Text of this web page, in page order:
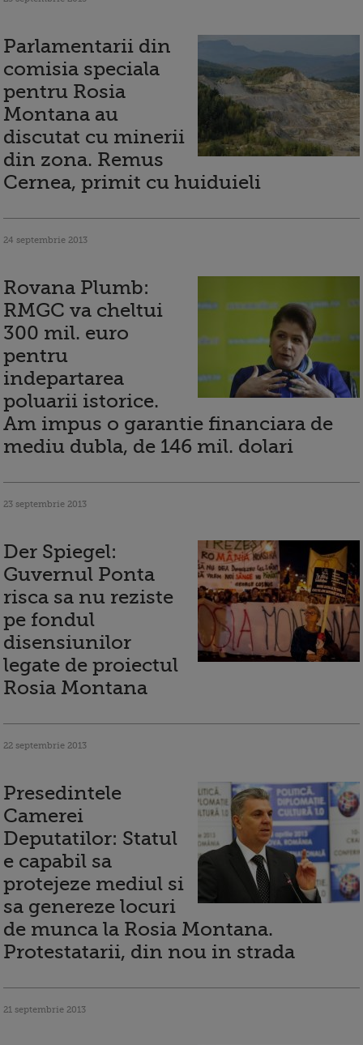
Parlamentarii din
comisia speciala
pentru Rosia
Montana au
discutat cu minerii
din zona. Remus
Cernea, primit cu huiduieli
24 septembrie 2013
Rovana Plumb:
RMGC va cheltui
300 mil. euro
pentru
indepartarea
poluarii istorice.
Am impus o garantie financiara de
mediu dubla, de 146 mil. dolari
23 septembrie 2013
Der Spiegel:
Guvernul Ponta
risca sa nu reziste
pe fondul
disensiunilor
legate de proiectul
Rosia Montana
22 septembrie 2013
Presedintele
Camerei
Deputatilor: Statul
e capabil sa
protejeze mediul si
sa genereze locuri
de munca la Rosia Montana.
Protestatarii, din nou in strada
21 septembrie 2013